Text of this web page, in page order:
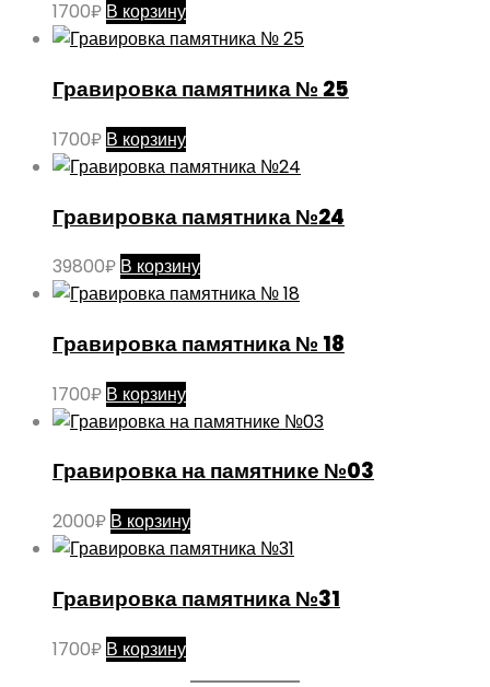
1700₽ В корзину
Гравировка памятника № 25
1700₽ В корзину
Гравировка памятника №24
39800₽ В корзину
Гравировка памятника № 18
1700₽ В корзину
Гравировка на памятнике №03
2000₽ В корзину
Гравировка памятника №31
1700₽ В корзину